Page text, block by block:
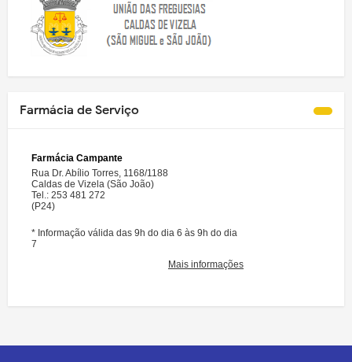
Farmácia de Serviço